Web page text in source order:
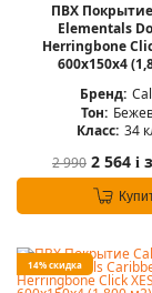
ПВХ
Elementals
Herringbone
600x150x4
Бренд:
Тон:
Класс: 34
2 990 2 564 i
14% скидка